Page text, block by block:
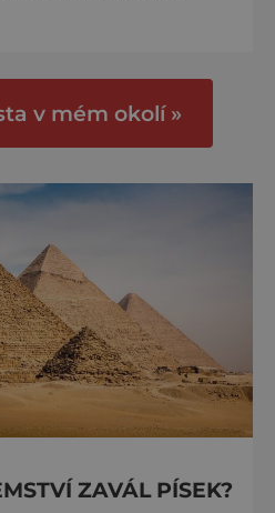
Týnci
nezanechala.
Panny Marie
místo
jednoznačnéh
v mém okolí »
ZAVÁL PÍSEK?